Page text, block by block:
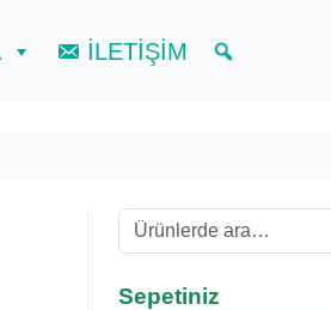
İLETİŞİM
Ara:
Sepetiniz